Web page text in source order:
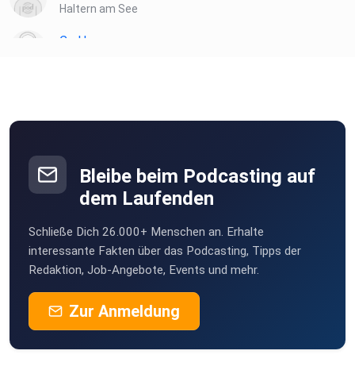
Haltern am See
CarHe
Köln
4Angie
BruceNorris
Bleibe beim Podcasting auf
dem Laufenden
Schließe Dich 26.000+ Menschen an. Erhalte
interessante Fakten über das Podcasting, Tipps der
Redaktion, Job-Angebote, Events und mehr.
Zur Anmeldung